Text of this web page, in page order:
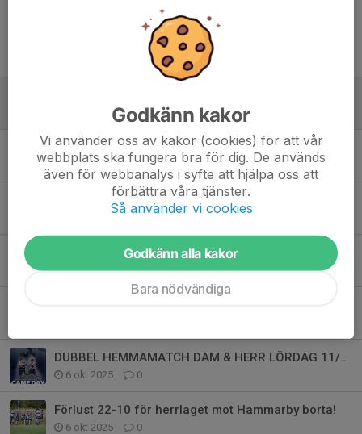
5 jul, 17:35 0
VINST FÖR HERR MOT GRF BORTA 22-26!
1 jun, 09:10 0
BORTAMATCH HERR MOT MALMÖ RC 9/5
4 maj, 18:00 0
Herrlagets matcher för grundserien 2026
15 apr, 20:26 0
DUBBEL HEMMAMATCH DAM & HERR LÖRDAG 11/10
6 okt 2025 0
Förlust 22-10 för herrlaget mot Hammarby borta!
6 okt 2025 0
Godkänn kakor
Vi använder oss av kakor (cookies) för att vår
webbplats ska fungera bra för dig. De används
även för webbanalys i syfte att hjälpa oss att
förbättra våra tjänster.
Så använder vi cookies
Godkänn alla kakor
Bara nödvändiga